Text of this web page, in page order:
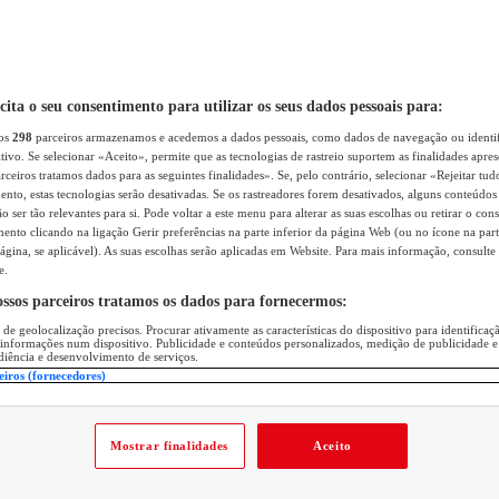
o seu consentimento para utilizar os seus dados pessoais para:
298 parceiros armazenamos e acedemos a dados pessoais, como dados de navegação ou
Se selecionar «Aceito», permite que as tecnologias de rastreio suportem as finalidades
tratamos dados para as seguintes finalidades». Se, pelo contrário, selecionar «Rejeitar
estas tecnologias serão desativadas. Se os rastreadores forem desativados, alguns
ser tão relevantes para si. Pode voltar a este menu para alterar as suas escolhas ou retirar o
clicando na ligação Gerir preferências na parte inferior da página Web (ou no ícone na
se aplicável). As suas escolhas serão aplicadas em Website. Para mais informação,
parceiros tratamos os dados para fornecermos:
geolocalização precisos. Procurar ativamente as características do dispositivo para
num dispositivo. Publicidade e conteúdos personalizados, medição de publicidade
e desenvolvimento de serviços.
(fornecedores)
Mostrar finalidades Aceito